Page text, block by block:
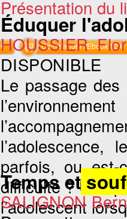
Présentation du
Commander l'Ebook 12 €
Éduquer
HOUSSIER
DISPONIBLE
Le passage des
parfois, ou est-
difficulté ? Une
l’adolescent
Temps et
SALIGNON